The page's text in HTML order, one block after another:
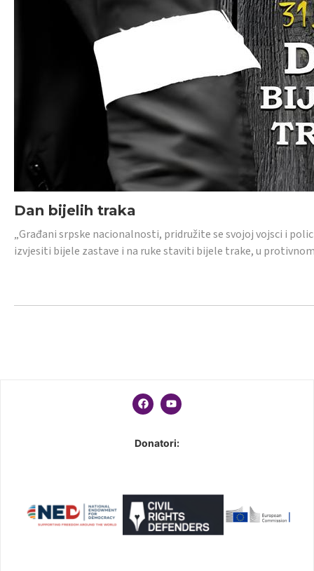
Dan bijelih traka
„Građani srpske nacionalnosti, pridružite se svojoj vojsci i
izvjesiti bijele zastave i na ruke staviti bijele trake, u
Donatori: